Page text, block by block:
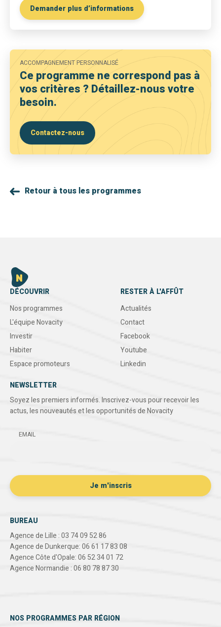
Demander plus d’informations
ACCOMPAGNEMENT PERSONNALISÉ
Ce programme ne correspond pas à
vos critères ? Détaillez-nous votre
besoin.
Contactez-nous
Retour à tous les programmes
DÉCOUVRIR
Nos programmes
L'équipe Novacity
Investir
Habiter
Espace promoteurs
RESTER À L'AFFÛT
Actualités
Contact
Facebook
Youtube
Linkedin
NEWSLETTER
Soyez les premiers informés. Inscrivez-vous pour recevoir les
actus, les nouveautés et les opportunités de Novacity
EMAIL
BUREAU
Agence de Lille : 03 74 09 52 86
Agence de Dunkerque: 06 61 17 83 08
Agence Côte d'Opale: 06 52 34 01 72
Agence Normandie : 06 80 78 87 30
NOS PROGRAMMES PAR RÉGION